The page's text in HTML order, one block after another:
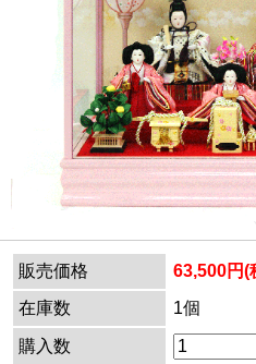
販売価格
63,500円(
在庫数
1個
購入数